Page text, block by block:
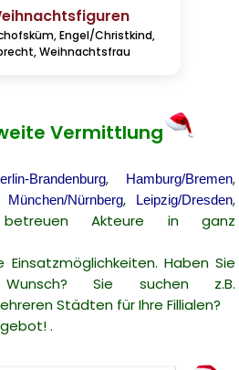
Engel/Christkind,
Weihnachtsfrau
Vermittlung
Brandenburg, Hamburg/Bremen,
München/Nürnberg, Leipzig/Dresden,
Akteure in ganz
Haben Sie
Sie suchen z.B.
Städten für Ihre Fillialen?
.